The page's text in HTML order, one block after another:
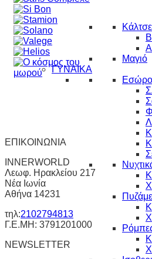
Μαγιό
ΓΥΝΑΙΚΑ
ΕΠΙΚΟΙΝΩΝΙΑ
INNERWORLD
Λεωφ. Ηρακλείου 217
Νέα Ιωνία
Αθήνα 14231
τηλ:2102794813
Γ.Ε.ΜΗ: 3791201000
NEWSLETTER